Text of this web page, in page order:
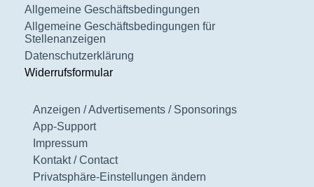
Allgemeine Geschäftsbedingungen
Allgemeine Geschäftsbedingungen für
Stellenanzeigen
Datenschutzerklärung
Widerrufsformular
Anzeigen / Advertisements / Sponsorings
App-Support
Impressum
Kontakt / Contact
Privatsphäre-Einstellungen ändern